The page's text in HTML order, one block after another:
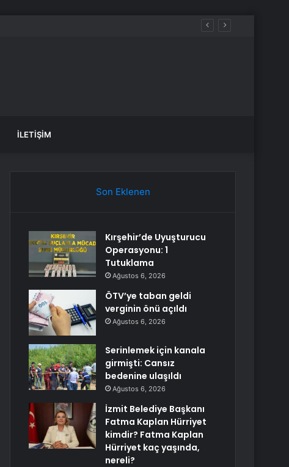
İLETIŞIM
Son Eklenen
Kırşehir’de Uyuşturucu
Operasyonu: 1
Tutuklama
Ağustos 6, 2026
ÖTV’ye taban geldi
verginin önü açıldı
Ağustos 6, 2026
Serinlemek için kanala
girmişti: Cansız
bedenine ulaşıldı
Ağustos 6, 2026
İzmit Belediye Başkanı
Fatma Kaplan Hürriyet
kimdir? Fatma Kaplan
Hürriyet kaç yaşında,
nereli?